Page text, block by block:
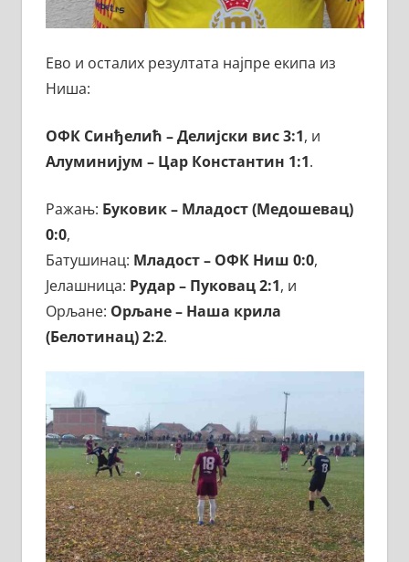
Ево и осталих резултата најпре екипа из
Ниша:
ОФК Синђелић – Делијски вис 3:1, и
Алуминијум – Цар Константин 1:1.
Ражањ: Буковик – Младост (Медошевац)
0:0,
Батушинац: Младост – ОФК Ниш 0:0,
Јелашница: Рудар – Пуковац 2:1, и
Орљане: Орљане – Наша крила
(Белотинац) 2:2.